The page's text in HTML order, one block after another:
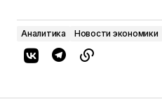
Аналитика Новости экономики